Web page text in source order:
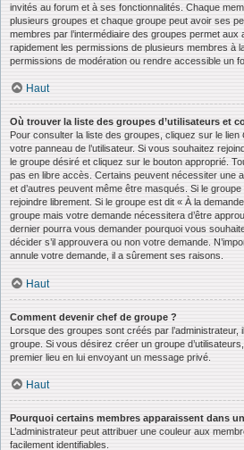
invités au forum et à ses fonctionnalités. Chaque
plusieurs groupes et chaque groupe peut avoir ses
membres par l’intermédiaire des groupes permet aux
rapidement les permissions de plusieurs membres à
permissions de modération ou rendre accessible un
Haut
Où trouver la liste des groupes d’utilisateurs et
Pour consulter la liste des groupes, cliquez sur le lien
votre panneau de l’utilisateur. Si vous souhaitez
le groupe désiré et cliquez sur le bouton approprié.
pas en libre accès. Certains peuvent nécessiter une
et d’autres peuvent même être masqués. Si le
rejoindre librement. Si le groupe est dit « À la
groupe mais votre demande nécessitera d’être
dernier pourra vous demander pourquoi vous
décider s’il approuvera ou non votre demande.
annule votre demande, il a sûrement ses raisons.
Haut
Comment devenir chef de groupe ?
Lorsque des groupes sont créés par l’administrateur,
groupe. Si vous désirez créer un groupe
premier lieu en lui envoyant un message privé.
Haut
Pourquoi certains membres apparaissent dans
L’administrateur peut attribuer une couleur aux
facilement identifiables.